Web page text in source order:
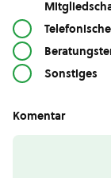
Sonstiges
Komentar